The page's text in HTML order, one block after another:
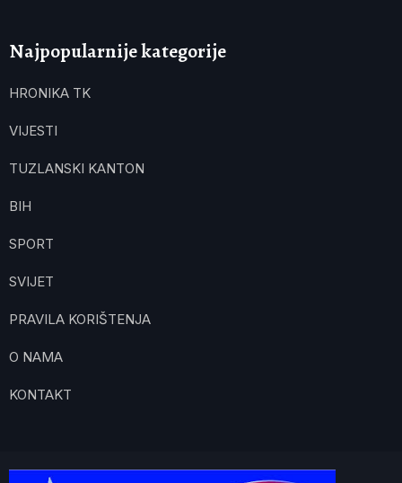
Najpopularnije kategorije
HRONIKA TK
VIJESTI
TUZLANSKI KANTON
BIH
SPORT
SVIJET
PRAVILA KORIŠTENJA
O NAMA
KONTAKT